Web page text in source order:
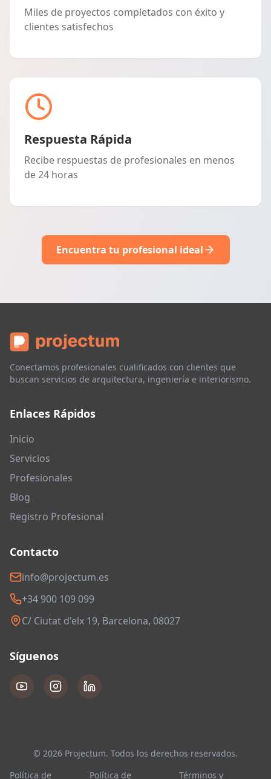
Miles de proyectos completados con éxito y
clientes satisfechos
Respuesta Rápida
Recibe respuestas de profesionales en menos
de 24 horas
Encuentra tu profesional ideal
Conectamos profesionales cualificados con clientes que
buscan servicios de arquitectura, ingeniería e interiorismo.
Enlaces Rápidos
Inicio
Servicios
Profesionales
Blog
Registro Profesional
Contacto
info@projectum.es
+34 900 109 099
C/ Ciutat d'elx 19, Barcelona, 08027
Síguenos
© 2026 Projectum. Todos los derechos reservados.
Política de
Política de Términos y